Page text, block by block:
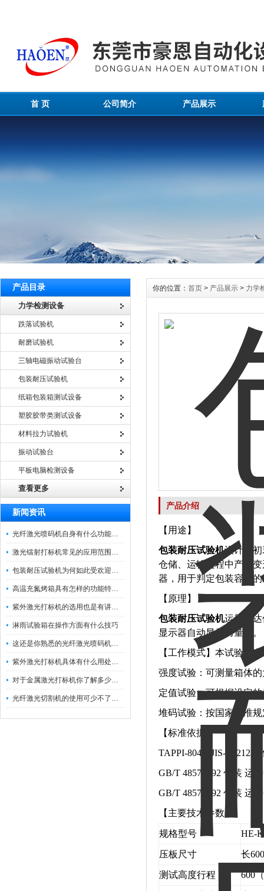
首 页 公司简介 产品展示
产品目录
力学检测设备
跌落试验机
耐磨试验机
三轴电磁振动试验台
包装耐压试验机
纸箱包装箱测试设备
塑胶胶带类测试设备
材料拉力试验机
振动试验台
平板电脑检测设备
查看更多
新闻资讯
光纤激光喷码机自身有什么功能？不妨看看下文
激光镭射打标机常见的应用范围如下
包装耐压试验机为何如此受欢迎呢？
高温充氮烤箱具有怎样的功能特点呢？
紫外激光打标机的选用也是有讲究的
淋雨试验箱在操作方面有什么技巧
这还是你熟悉的光纤激光喷码机吗？
紫外激光打标机具体有什么用处呢？
对于金属激光打标机你了解多少呢？
光纤激光切割机的使用可少不了以下步骤
你的位置： 首页 > 产品展示 > 力学
产品介绍
【用途】
包装耐压试验机设计之
仓储、运输过程中产品
器，用于判定包装容器
【原理】
包装耐压试验机运用马
显示器自动显示力量值。
【工作模式】本试验机
强度试验：可测量箱体
定值试验：可根据设定
堆码试验：按国家标准
【标准依据】
TAPPI-804，JIS-Z0212
GB/T 4857.4-92 包装 运
GB/T 4857.3-92 包装 运
【主要技术参数】
规格型号 HE-
压板尺寸 长
测试高度行程 600